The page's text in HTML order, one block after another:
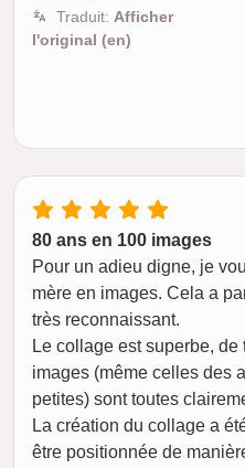
Traduit: Afficher
l'original (en)
80 ans en 100 images
Pour un adieu digne, je
mère en images. Cela a
très reconnaissant.
Le collage est superbe,
images (même celles des
petites) sont toutes
La création du collage a
être positionnée de